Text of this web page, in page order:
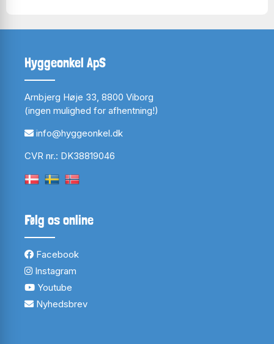
Hyggeonkel ApS
Arnbjerg Høje 33, 8800 Viborg
(ingen mulighed for afhentning!)
info@hyggeonkel.dk
CVR nr.: DK38819046
Følg os online
Facebook
Instagram
Youtube
Nyhedsbrev